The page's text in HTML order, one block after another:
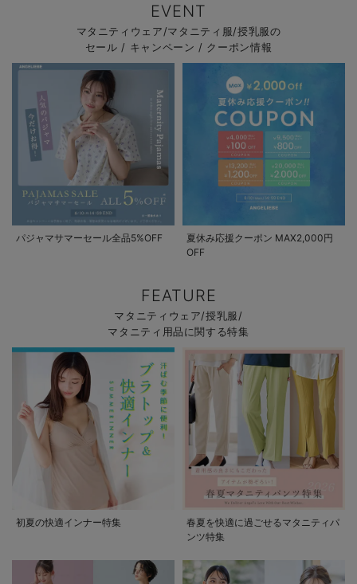
EVENT
マタニティウェア/マタニティ服/授乳服の
セール / キャンペーン / クーポン情報
パジャマサマーセール全品5%OFF
夏休み応援クーポン MAX2,000円
OFF
FEATURE
マタニティウェア/授乳服/
マタニティ用品に関する特集
初夏の快適インナー特集
春夏を快適に過ごせるマタニティパ
ンツ特集